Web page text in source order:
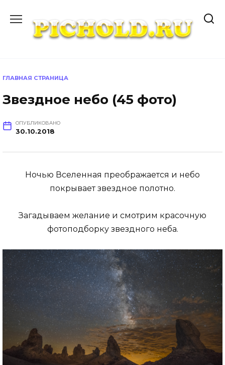
содержанию
ГЛАВНАЯ СТРАНИЦА
Звездное небо (45 фото)
ОПУБЛИКОВАНО
30.10.2018
Ночью Вселенная преображается и небо
покрывает звездное полотно.
Загадываем желание и смотрим красочную
фотоподборку звездного неба.